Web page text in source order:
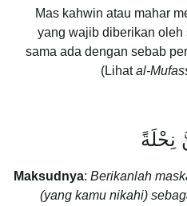
Mas kahwin atau mahar
yang wajib diberikan oleh
sama ada dengan sebab
(Lihatal-
نِحْلَةً
Maksudnya: Berikanlah
(yang kamu nikahi)